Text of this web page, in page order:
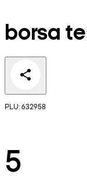
borsa
PLU: 632958
5